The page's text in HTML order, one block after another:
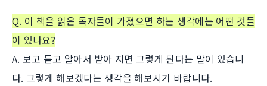
Q. 이 책을 읽은 독자들이 가졌으면 하는 생각에는 어떤 것들
이 있나요?
A. 보고 듣고 알아서 받아 지면 그렇게 된다는 말이 있습니
다. 그렇게 해보겠다는 생각을 해보시기 바랍니다.